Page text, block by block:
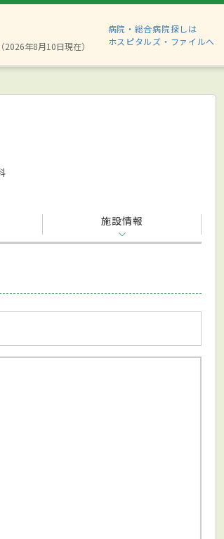
年8月10日現在）
病院・総合病院探しは
ホスピタルズ・ファイルへ
施設情報